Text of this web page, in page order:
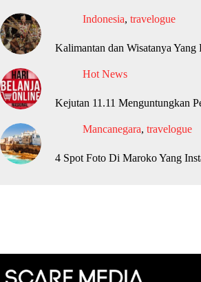
Indonesia, travelogue
Kalimantan dan Wisatanya
Hot News
Kejutan 11.11 Menguntungkan
Mancanegara, travelogue
4 Spot Foto Di Maroko Yang